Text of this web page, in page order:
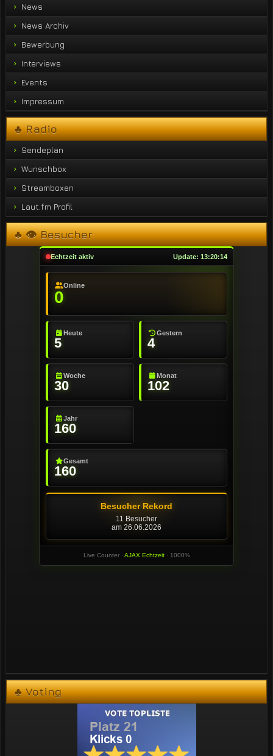
News
News Archiv
Bewerbung
Interviews
Events
Impressum
♣ Radio
Sendeplan
Wunschbox
Streamboxen
Laut.fm Profil
♣ 👁 Besucher
♣ Voting